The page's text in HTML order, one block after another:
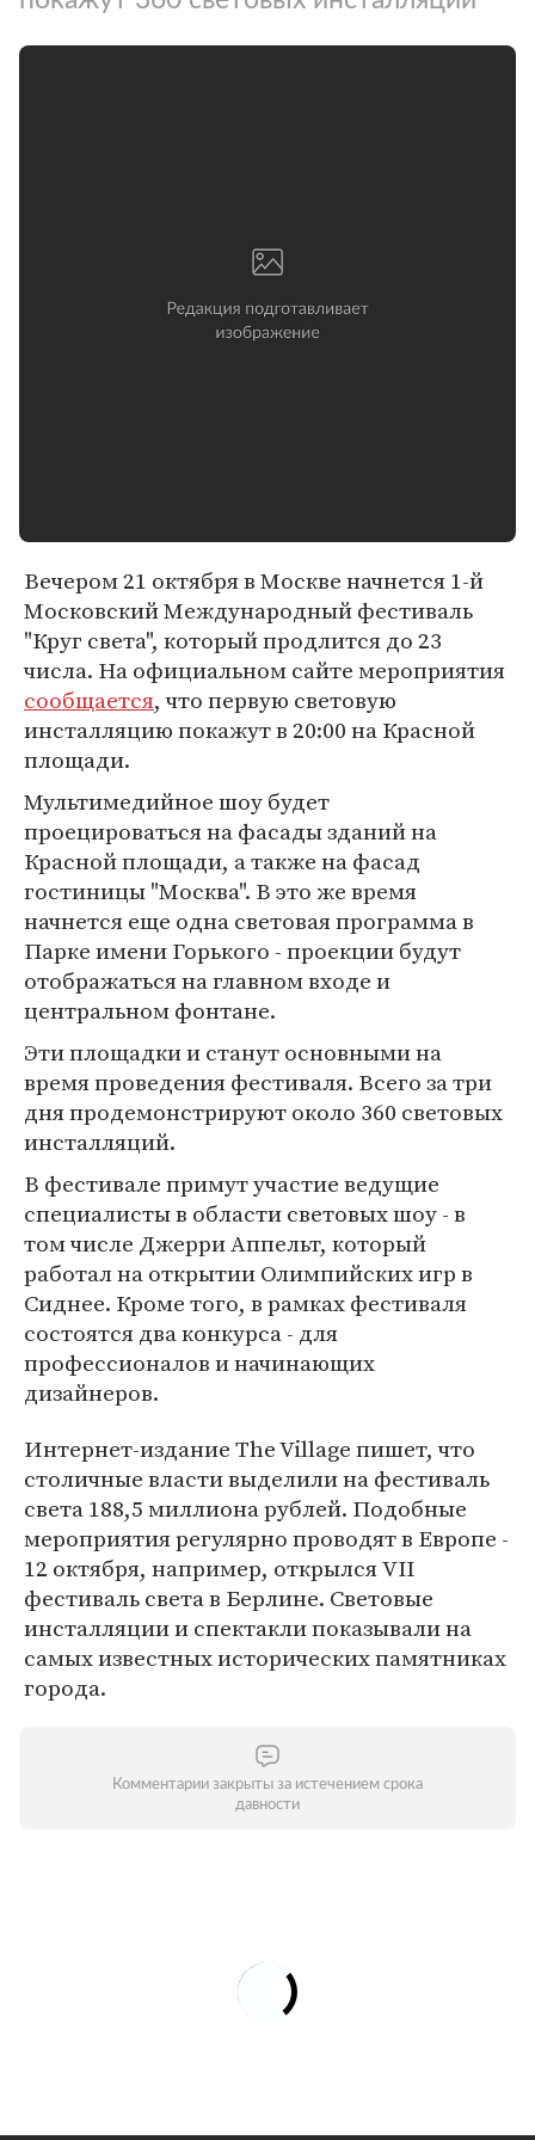
Вечером 21 октября в Москве начнется 1-й
Московский Международный фестиваль
"Круг света", который продлится до 23
числа. На официальном сайте мероприятия
сообщается, что первую световую
инсталляцию покажут в 20:00 на Красной
площади.
Мультимедийное шоу будет
проецироваться на фасады зданий на
Красной площади, а также на фасад
гостиницы "Москва". В это же время
начнется еще одна световая программа в
Парке имени Горького - проекции будут
отображаться на главном входе и
центральном фонтане.
Эти площадки и станут основными на
время проведения фестиваля. Всего за три
дня продемонстрируют около 360 световых
инсталляций.
В фестивале примут участие ведущие
специалисты в области световых шоу - в
том числе Джерри Аппельт, который
работал на открытии Олимпийских игр в
Сиднее. Кроме того, в рамках фестиваля
состоятся два конкурса - для
профессионалов и начинающих
дизайнеров.
Интернет-издание The Village пишет, что
столичные власти выделили на фестиваль
света 188,5 миллиона рублей. Подобные
мероприятия регулярно проводят в Европе -
12 октября, например, открылся VII
фестиваль света в Берлине. Световые
инсталляции и спектакли показывали на
самых известных исторических памятниках
города.
Комментарии закрыты за истечением срока
давности